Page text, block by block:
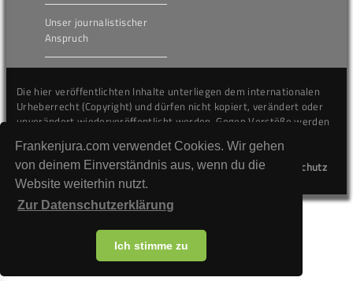
Frankenjura.com verwendet Cookies. Wir gehen
von deinem Einverständnis aus, wenn du die
Website weiterhin nutzt.
Zur Datenschutzerklärung
Ich stimme zu
Unser journalistischer
Anspruch
Die hier veröffentlichten Inhalte unterliegen dem internationalen
Urheberrecht (Copyright) und dürfen nicht kopiert, verändert oder
unverändert wiederveröffentlicht werden. Gegen Verstöße werden
Kontakt
Impressum Datenschutz